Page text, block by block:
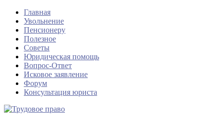
Главная
Увольнение
Пенсионеру
Полезное
Советы
Юридическая помощь
Вопрос-Ответ
Исковое заявление
Форум
Консультация юриста